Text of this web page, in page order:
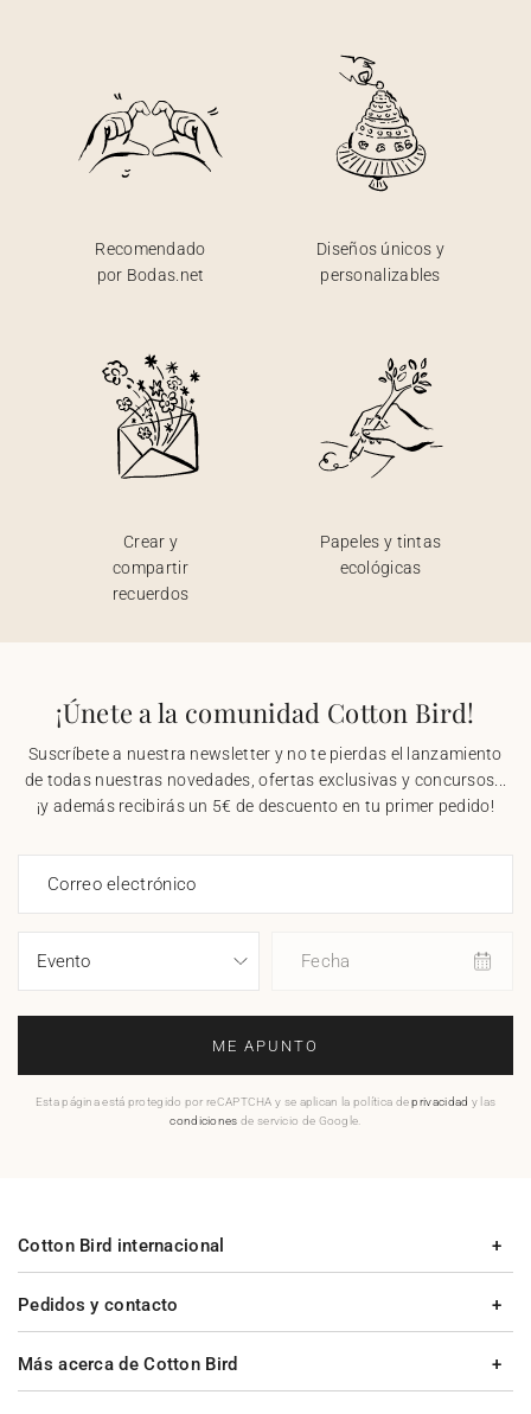
Recomendado
por Bodas.net
Diseños únicos y
personalizables
Crear y
compartir
recuerdos
Papeles y tintas
ecológicas
¡Únete a la comunidad Cotton Bird!
Suscríbete a nuestra newsletter y no te pierdas el lanzamiento
de todas nuestras novedades, ofertas exclusivas y concursos...
¡y además recibirás un 5€ de descuento en tu primer pedido!
Correo electrónico
Fecha
ME APUNTO
Esta página está protegido por reCAPTCHA y se aplican la política deprivacidad y las
condiciones de servicio de Google.
Pedidos y contacto
Más acerca de Cotton Bird
Cotton Bird internacional